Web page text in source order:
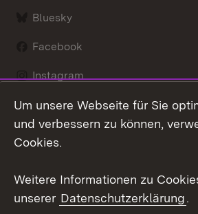
Bluesky
Facebook
Instagram
LinkedIn
Um unsere Webseite für Sie
und verbessern zu können,
Cookies.
Weitere Informationen zu
unserer Datenschutzerklärung.